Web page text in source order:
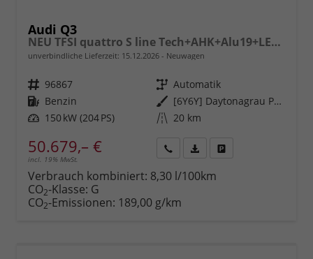
Audi Q3
NEU TFSI quattro S line Tech+AHK+Alu19+LEDplus+KlimaPlus+ExtSchwarz
unverbindliche Lieferzeit: 15.12.2026 Neuwagen
Fahrzeugnr. 96867 Getriebe Automatik
Kraftstoff Benzin Außenfarbe
[6Y6Y] Daytonagrau Perleffekt
Leistung 150 kW (204 PS) Kilometerstand 20 km
50.679,– €
incl. 19% MwSt.
anfordern
Datei,
Verbrauch kombiniert: 8,30 l/100km
CO2-Klasse: G
CO2-Emissionen: 189,00 g/km